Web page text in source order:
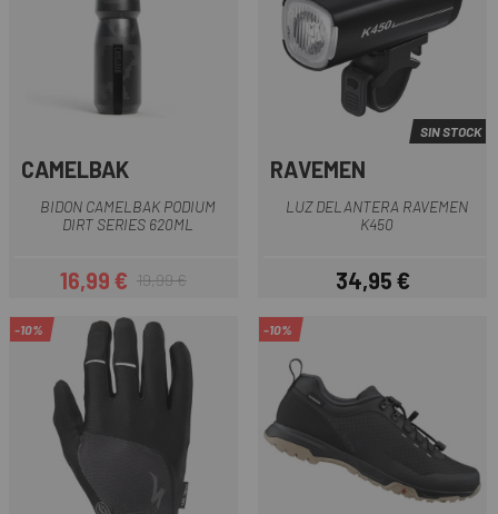
CAMELBAK
BIDON CAMELBAK PODIUM
DIRT SERIES 620ML
Precio
16,99 €Precio regular
19,99 €
SIN STOCK
RAVEMEN
LUZ DELANTERA RAVEMEN
K450
Precio
34,95 €
-10% -10%